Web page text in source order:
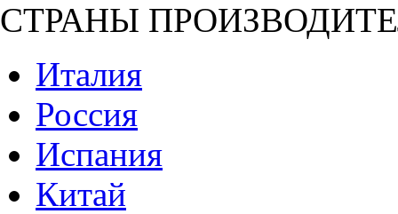
СТРАНЫ
Италия
Россия
Испания
Китай